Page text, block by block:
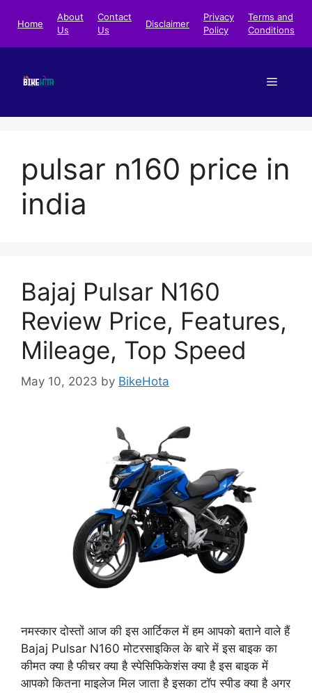
Home
About
Us
Contact
Us
Disclaimer
Privacy
Policy
Terms and
Conditions
Menu
pulsar n160 price in
india
Bajaj Pulsar N160
Review Price, Features,
Mileage, Top Speed
May 10, 2023 by BikeHota
नमस्कार दोस्तों आज की इस आर्टिकल में हम आपको बताने वाले हैं
Bajaj Pulsar N160 मोटरसाइकिल के बारे में इस बाइक का
कीमत क्या है फीचर क्या है स्पेसिफिकेशंस क्या है इस बाइक में
आपको कितना माइलेज मिल जाता है इसका टॉप स्पीड क्या है अगर